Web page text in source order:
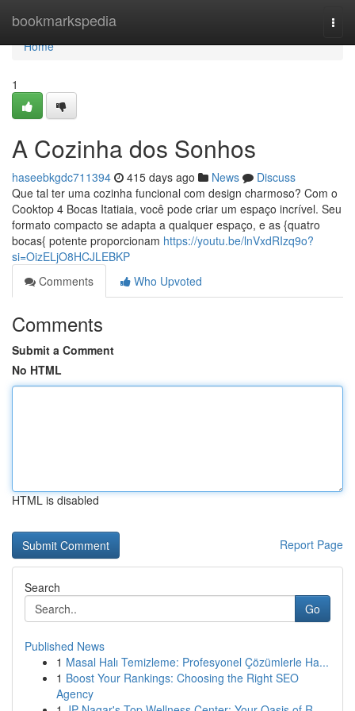
bookmarkspedia
Home
Home
1
A Cozinha dos Sonhos
haseebkgdc711394 415 days ago News
Discuss
Que tal ter uma cozinha funcional com design charmoso? Com o
Cooktop 4 Bocas Itatiaia, você pode criar um espaço incrível. Seu
formato compacto se adapta a qualquer espaço, e as {quatro
bocas{ potente proporcionam https://youtu.be/lnVxdRIzq9o?
si=OizELjO8HCJLEBKP
Comments
Who Upvoted
Comments
Submit a Comment
No HTML
HTML is disabled
Report Page
Search
Go
Published News
1 Masal Halı Temizleme: Profesyonel Çözümlerle Ha...
1 Boost Your Rankings: Choosing the Right SEO
Agency